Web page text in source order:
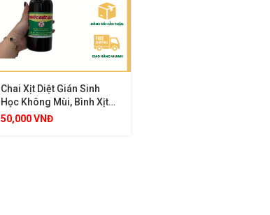
Chai Xịt Diệt Gián Sinh
Học Không Mùi, Bình Xịt
Diệt Gián An Toàn, Hiệu
50,000VNĐ